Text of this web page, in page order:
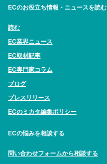
ECのお役立ち情報・ニュースを読む
読む
EC業界ニュース
EC取材記事
EC専門家コラム
ブログ
プレスリリース
ECのミカタ編集ポリシー
ECの悩みを相談する
問い合わせフォームから相談する